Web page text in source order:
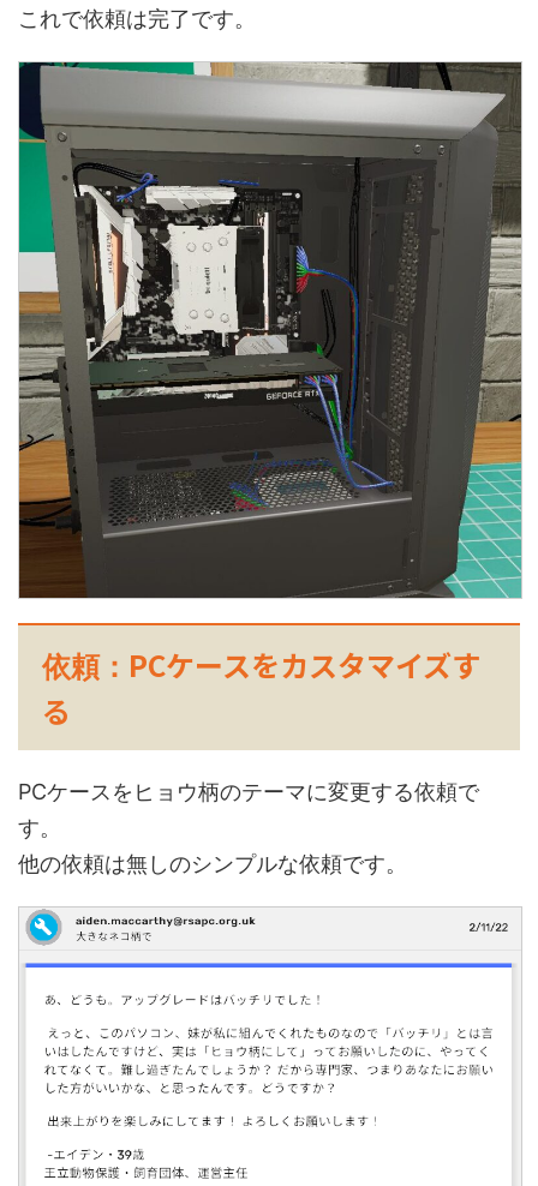
これで依頼は完了です。
依頼： PCケースをカスタマイズす
る
PCケースをヒョウ柄のテーマに変更する依頼で
す。
他の依頼は無しのシンプルな依頼です。